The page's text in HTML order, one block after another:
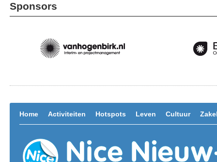
Sponsors
Home Activiteiten Hotspots Leven Cultuur